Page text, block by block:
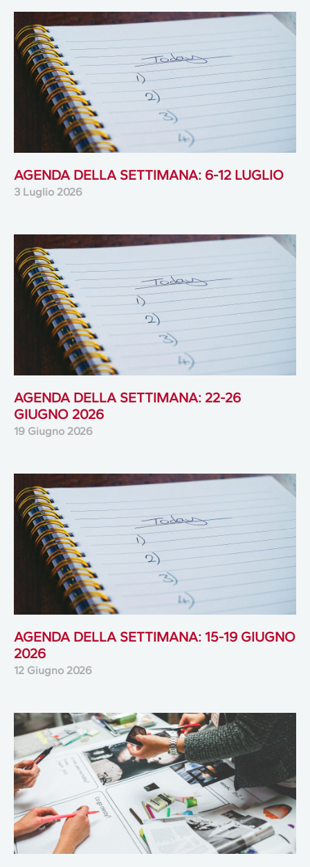
AGENDA DELLA SETTIMANA: 6-12 LUGLIO
3 Luglio 2026
AGENDA DELLA SETTIMANA: 22-26
GIUGNO 2026
19 Giugno 2026
AGENDA DELLA SETTIMANA: 15-19 GIUGNO
2026
12 Giugno 2026